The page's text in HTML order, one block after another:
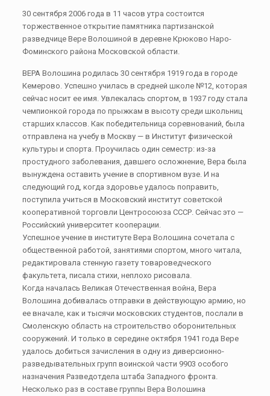
30 сентября 2006 года в 11 часов утра состоится
торжественное открытие памятника партизанской
разведчице Вере Волошиной в деревне Крюково Наро-
Фоминского района Московской области.
ВЕРА Волошина родилась 30 сентября 1919 года в городе
Кемерово. Успешно училась в средней школе №12, которая
сейчас носит ее имя. Увлекалась спортом, в 1937 году стала
чемпионкой города по прыжкам в высоту среди школьниц
старших классов. Как победительница соревнований, была
отправлена на учебу в Москву — в Институт физической
культуры и спорта. Проучилась один семестр: из-за
простудного заболевания, давшего осложнение, Вера была
вынуждена оставить учение в спортивном вузе. И на
следующий год, когда здоровье удалось поправить,
поступила учиться в Московский институт советской
кооперативной торговли Центросоюза СССР. Сейчас это —
Российский университет кооперации.
Успешное учение в институте Вера Волошина сочетала с
общественной работой, занятиями спортом, много читала,
редактировала стенную газету товароведческого
факультета, писала стихи, неплохо рисовала.
Когда началась Великая Отечественная война, Вера
Волошина добивалась отправки в действующую армию, но
ее вначале, как и тысячи московских студентов, послали в
Смоленскую область на строительство оборонительных
сооружений. И только в середине октября 1941 года Вере
удалось добиться зачисления в одну из диверсионно-
разведывательных групп воинской части 9903 особого
назначения Разведотдела штаба Западного фронта.
Несколько раз в составе группы Вера Волошина